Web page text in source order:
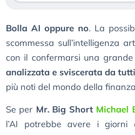
Bolla AI oppure no. La
scommessa sull’intelligenza
con il confermarsi una
analizzata e sviscerata da tutti
più noti del mondo della
Se per Mr. Big Short Michael
l’AI potrebbe avere i giorni